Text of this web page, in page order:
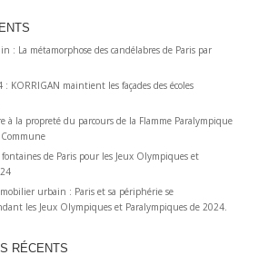
: La métamorphose des candélabres de Paris par
: KORRIGAN maintient les façades des écoles
à la propreté du parcours de la Flamme Paralympique
de Paris pour les Jeux Olympiques et
urbain : Paris et sa périphérie se
les Jeux Olympiques et Paralympiques de 2024.
RÉCENTS